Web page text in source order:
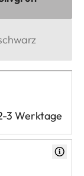
3 Werktage